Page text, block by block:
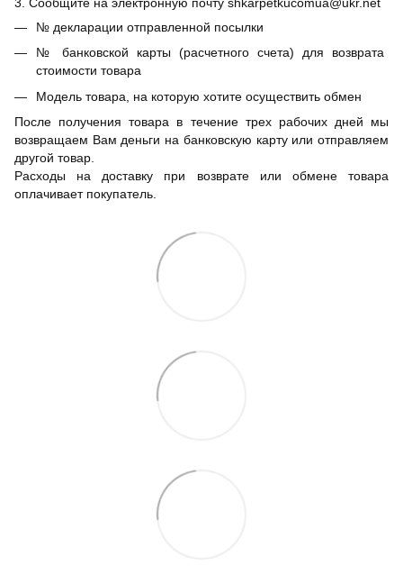
№ декларации отправленной посылки
№ банковской карты (расчетного счета) для возврата
стоимости товара
Модель товара, на которую хотите осуществить обмен
После получения товара в течение трех рабочих дней мы
возвращаем Вам деньги на банковскую карту или отправляем
другой товар.
Расходы на доставку при возврате или обмене товара
оплачивает покупатель.